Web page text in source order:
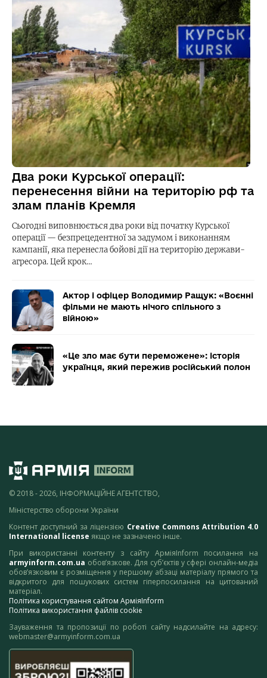
Два роки Курської операції:
перенесення війни на територію рф та
злам планів Кремля
Сьогодні виповнюється два роки від початку Курської
операції — безпрецедентної за задумом і виконанням
кампанії, яка перенесла бойові дії на територію держави-
агресора. Цей крок…
Актор і офіцер Володимир Ращук: «Воєнні
фільми не мають нічого спільного з
війною»
«Це зло має бути переможене»: історія
українця, який пережив російський полон
© 2018 - 2026, ІНФОРМАЦІЙНЕ АГЕНТСТВО,
Міністерство оборони України
Контент доступний за ліцензією Creative Commons Attribution 4.0
International license якщо не зазначено інше.
При використанні контенту з сайту АрміяInform посилання на
armyinform.com.ua обов’язкове. Для суб’єктів у сфері онлайн-медіа
обов’язковим є розміщення у першому абзаці матеріалу прямого та
відкритого для пошукових систем гіперпосилання на цитований
матеріал.
Політика користування сайтом АрміяInform
Політика використання файлів cookie
Зауваження та пропозиції по роботі сайту надсилайте на адресу:
webmaster@armyinform.com.ua